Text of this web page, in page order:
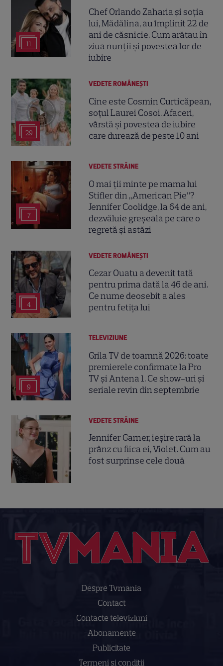
11
Chef Orlando Zaharia și soția
lui, Mădălina, au împlinit 22 de
ani de căsnicie. Cum arătau în
ziua nunții și povestea lor de
iubire
29
VEDETE ROMÂNEŞTI
Cine este Cosmin Curticăpean,
soțul Laurei Cosoi. Afaceri,
vârstă și povestea de iubire
care durează de peste 10 ani
7
VEDETE STRĂINE
O mai ții minte pe mama lui
Stifler din „American Pie”?
Jennifer Coolidge, la 64 de ani,
dezvăluie greșeala pe care o
regretă și astăzi
4
VEDETE ROMÂNEŞTI
Cezar Ouatu a devenit tată
pentru prima dată la 46 de ani.
Ce nume deosebit a ales
pentru fetița lui
9
TELEVIZIUNE
Grila TV de toamnă 2026: toate
premierele confirmate la Pro
TV și Antena 1. Ce show-uri și
seriale revin din septembrie
VEDETE STRĂINE
Jennifer Garner, ieșire rară la
prânz cu fiica ei, Violet. Cum au
fost surprinse cele două
Despre Tvmania
Contact
Contacte televiziuni
Abonamente
Publicitate
Termeni și condiții